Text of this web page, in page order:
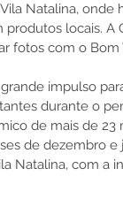
Natalina,
produtos locais.
fotos com o Bom
impulso
durante o
de mais de
de dezembro
Natalina, com a